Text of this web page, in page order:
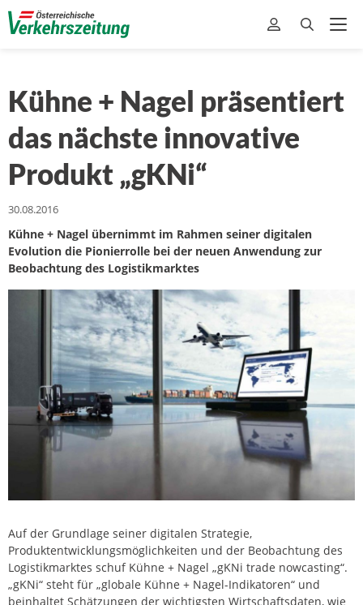
Kühne + Nagel präsentiert
das nächste innovative
Produkt „gKNi“
30.08.2016
Kühne + Nagel übernimmt im Rahmen seiner digitalen
Evolution die Pionierrolle bei der neuen Anwendung zur
Beobachtung des Logistikmarktes
Auf der Grundlage seiner digitalen Strategie,
Produktentwicklungsmöglichkeiten und der Beobachtung des
Logistikmarktes schuf Kühne + Nagel „gKNi trade nowcasting“.
„gKNi“ steht für „globale Kühne + Nagel-Indikatoren“ und
beinhaltet Schätzungen der wichtigsten Wirtschaftsdaten, wie